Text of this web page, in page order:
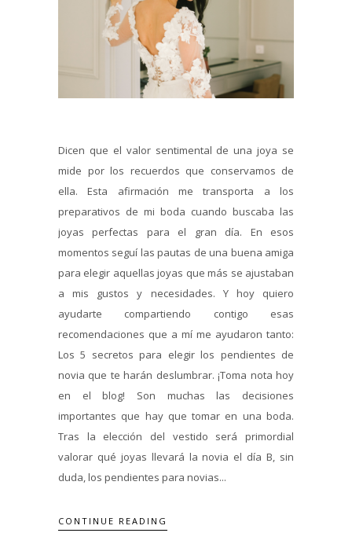
Dicen que el valor sentimental de una joya se
mide por los recuerdos que conservamos de
ella. Esta afirmación me transporta a los
preparativos de mi boda cuando buscaba las
joyas perfectas para el gran día. En esos
momentos seguí las pautas de una buena amiga
para elegir aquellas joyas que más se ajustaban
a mis gustos y necesidades. Y hoy quiero
ayudarte compartiendo contigo esas
recomendaciones que a mí me ayudaron tanto:
Los 5 secretos para elegir los pendientes de
novia que te harán deslumbrar. ¡Toma nota hoy
en el blog! Son muchas las decisiones
importantes que hay que tomar en una boda.
Tras la elección del vestido será primordial
valorar qué joyas llevará la novia el día B, sin
duda, los pendientes para novias...
CONTINUE READING